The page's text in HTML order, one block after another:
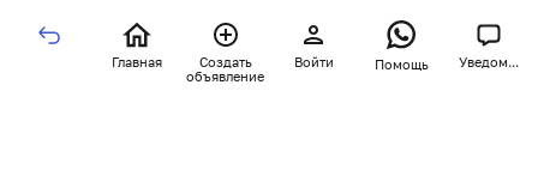
Главная
Создать
объявление
Войти Помощь Уведом...